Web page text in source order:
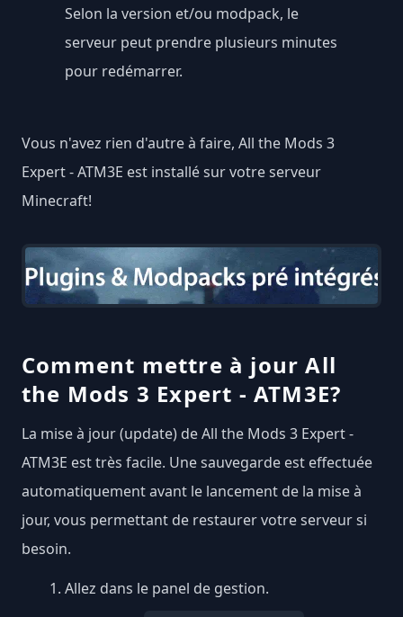
Selon la version et/ou modpack, le
serveur peut prendre plusieurs minutes
pour redémarrer.
Vous n'avez rien d'autre à faire, All the Mods 3
Expert - ATM3E est installé sur votre serveur
Minecraft!
Comment mettre à jour All
the Mods 3 Expert - ATM3E?
La mise à jour (update) de All the Mods 3 Expert -
ATM3E est très facile. Une sauvegarde est effectuée
automatiquement avant le lancement de la mise à
jour, vous permettant de restaurer votre serveur si
besoin.
Allez dans le panel de gestion.